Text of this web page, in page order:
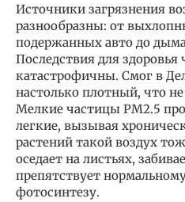
Источники загрязнения
разнообразны: от
подержанных авто до
Последствия для здоровья
катастрофичны. Смог в
настолько плотный, что
Мелкие частицы PM2.5
легкие, вызывая
растений такой воздух
оседает на листьях,
препятствует
фотосинтезу.